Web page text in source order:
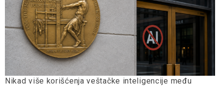
Nikad više korišćenja veštačke inteligencije među